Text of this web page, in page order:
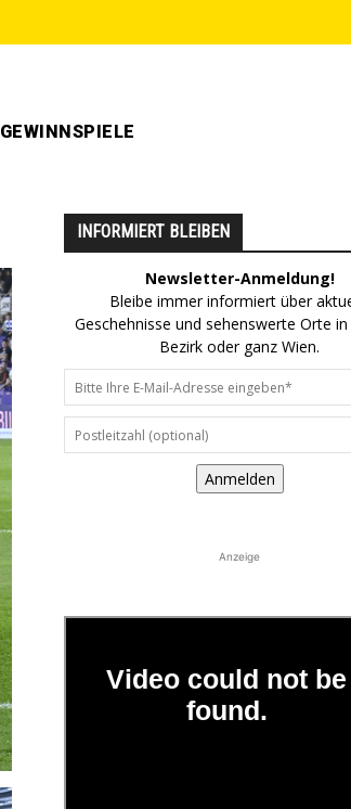
GEWINNSPIELE
INFORMIERT BLEIBEN
Newsletter-Anmeldung!
Bleibe immer informiert über
Geschehnisse und sehenswerte Orte
Bezirk oder ganz Wien.
Anmelden
Anzeige